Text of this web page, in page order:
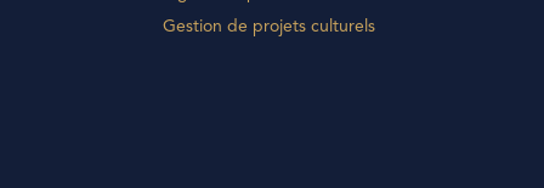
Gestion de projets culturels